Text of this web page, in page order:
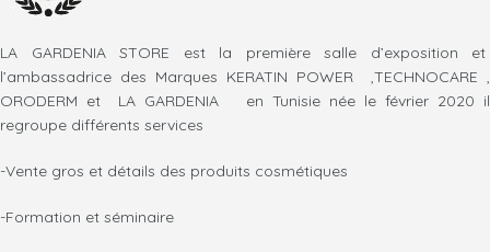
LA GARDENIA STORE est la première salle d’exposition et
l’ambassadrice des Marques KERATIN POWER ,TECHNOCARE ,
ORODERM et LA GARDENIA en Tunisie née le février 2020 il
regroupe différents services
-Vente gros et détails des produits cosmétiques
-Formation et séminaire